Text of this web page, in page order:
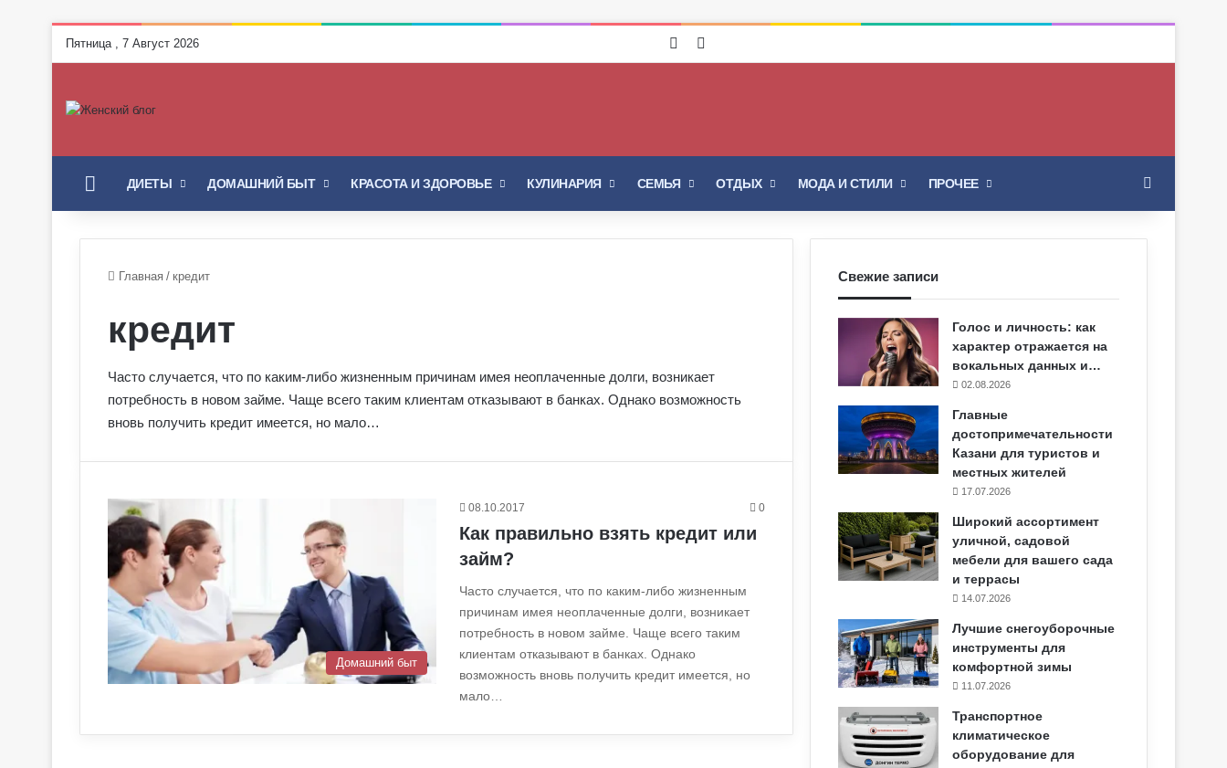
Пятница , 7 Август 2026 Войти
ГЛАВНАЯ
ДИЕТЫ ДОМАШНИЙ БЫТ КРАСОТА И ЗДОРОВЬЕ КУЛИНАРИЯ СЕМЬЯ ОТДЫХ МОДА И СТИЛИ ПРОЧЕЕ
Главная / кредит
кредит
Часто случается, что по каким-либо жизненным причинам имея неоплаченные долги, возникает
потребность в новом займе. Чаще всего таким клиентам отказывают в банках. Однако возможность
вновь получить кредит имеется, но мало…
Домашний быт
08.10.2017 0
Как правильно взять кредит или
займ?
Часто случается, что по каким-либо жизненным
причинам имея неоплаченные долги, возникает
потребность в новом займе. Чаще всего таким
клиентам отказывают в банках. Однако
возможность вновь получить кредит имеется, но
мало…
Свежие записи
Голос и личность: как
характер отражается на
вокальных данных и…
02.08.2026
Главные
достопримечательности
Казани для туристов и
местных жителей
17.07.2026
Широкий ассортимент
уличной, садовой
мебели для вашего сада
и террасы
14.07.2026
Лучшие снегоуборочные
инструменты для
комфортной зимы
11.07.2026
Транспортное
климатическое
оборудование для